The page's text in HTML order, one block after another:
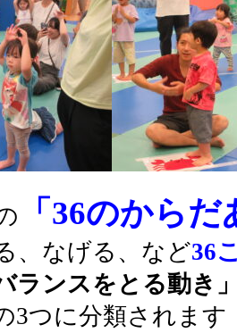
「36のから
、なげる、など36
バランスをとる動き
3つに分類されます